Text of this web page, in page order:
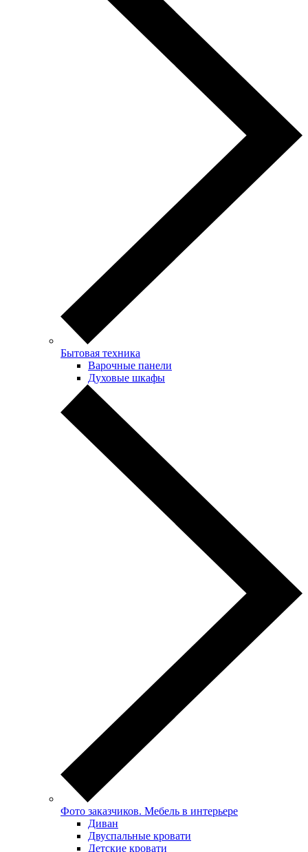
Бытовая техника
Варочные панели
Духовые шкафы
Фото заказчиков. Мебель в интерьере
Диван
Двуспальные кровати
Детские кровати